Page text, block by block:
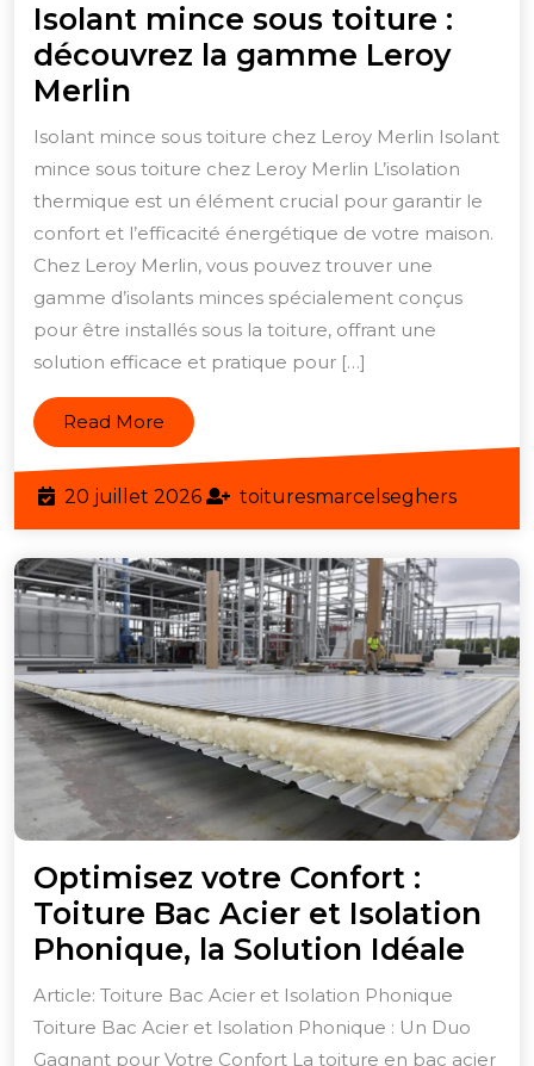
Isolant mince sous toiture :
découvrez la gamme Leroy
Merlin
mince
sous
toiture
:
découvrez
la
gamme
Leroy
Merlin
Isolant mince sous toiture chez Leroy Merlin Isolant
mince sous toiture chez Leroy Merlin L’isolation
thermique est un élément crucial pour garantir le
confort et l’efficacité énergétique de votre maison.
Chez Leroy Merlin, vous pouvez trouver une
gamme d’isolants minces spécialement conçus
pour être installés sous la toiture, offrant une
solution efficace et pratique pour […]
Read More Read
More
20 juillet 202620
juillet
2026
toituresmarcelseghers
Optimisez votre Confort :
Toiture Bac Acier et Isolation
Phonique, la Solution Idéale
:
Article: Toiture Bac Acier et Isolation Phonique
Toiture Bac Acier et Isolation Phonique : Un Duo
Gagnant pour Votre Confort La toiture en bac acier